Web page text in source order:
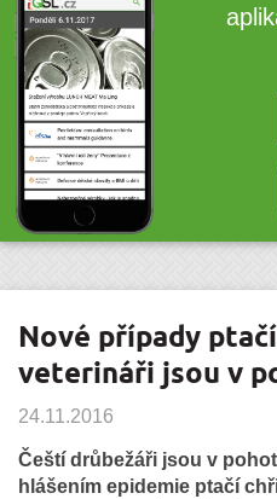
Nové případy
veterináři jsou v
24.11.2016
Čeští drůbežáři jsou v
hlášením epidemie ptačí